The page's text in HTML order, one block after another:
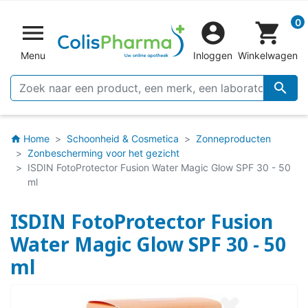

Menu


Inloggen
shopping_cart 0
Winkelwagen
home Home Schoonheid & Cosmetica
Zonneproducten
Zonbescherming voor het gezicht
ISDIN FotoProtector Fusion Water Magic Glow SPF 30 - 50
ml
ISDIN FotoProtector Fusion
Water Magic Glow SPF 30 - 50
ml